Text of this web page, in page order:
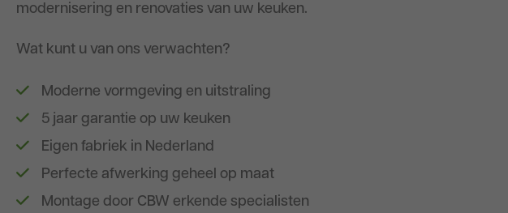
modernisering en renovaties van uw keuken.
Wat kunt u van ons verwachten?
Moderne vormgeving en uitstraling
5 jaar garantie op uw keuken
Eigen fabriek in Nederland
Perfecte afwerking geheel op maat
Montage door CBW erkende specialisten